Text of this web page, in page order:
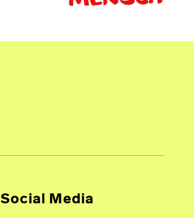
Social Media